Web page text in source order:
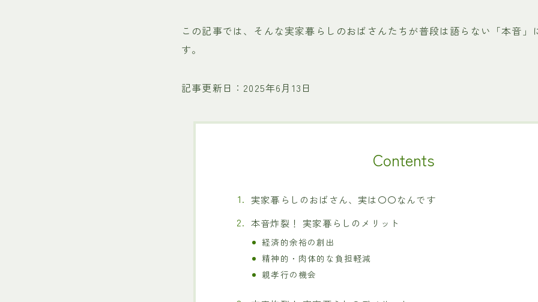
この記事では、そんな実家暮らしのおばさんたちが普段は語らない「本音」
す。
記事更新日：2025年6月13日
Contents
実家暮らしのおばさん、実は〇〇なんです
本音炸裂！ 実家暮らしのメリット
経済的余裕の創出
精神的・肉体的な負担軽減
親孝行の機会